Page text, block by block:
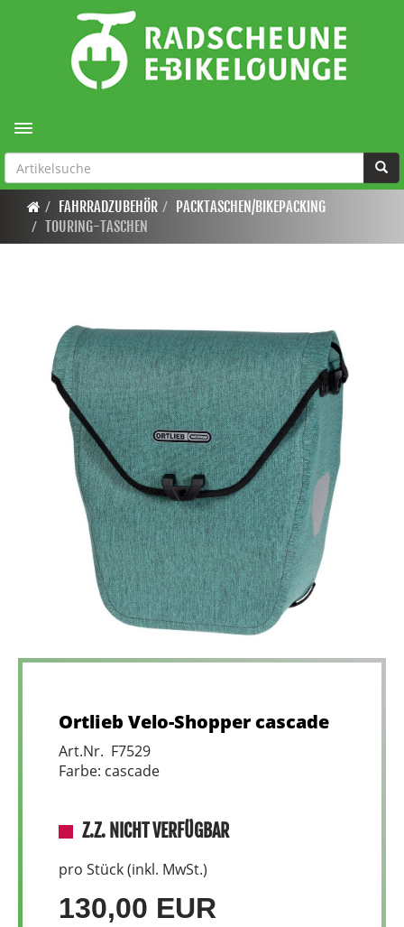
Toggle navigation
FAHRRADZUBEHÖR
PACKTASCHEN/BIKEPACKING
TOURING-TASCHEN
Ortlieb Velo-Shopper cascade
Art.Nr. F7529
Farbe: cascade
Z.Z. NICHT VERFÜGBAR
pro Stück (inkl. MwSt.)
130,00 EUR